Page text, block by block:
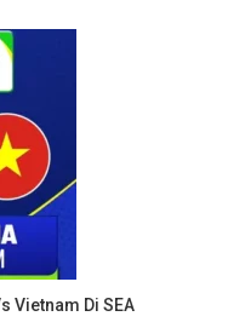
Vietnam Di SEA